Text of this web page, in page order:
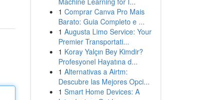
1 Comprar Canva Pro Mais
Barato: Guia Completo e ...
1 Augusta Limo Service: Your
Premier Transportati...
1 Koray Yalçın Bey Kimdir?
Profesyonel Hayatına d...
1 Alternativas a Airtm:
Descubre las Mejores Opci...
1 Smart Home Devices: A